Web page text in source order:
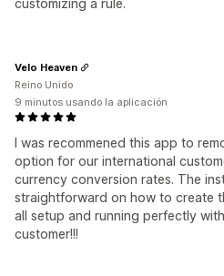
customizing a rule.
I was recommened this app to
option for our international
currency conversion rates. The
straightforward on how to create
all setup and running perfectly
customer!!!
Velo Heaven
Reino Unido
9 minutos usando la aplicación